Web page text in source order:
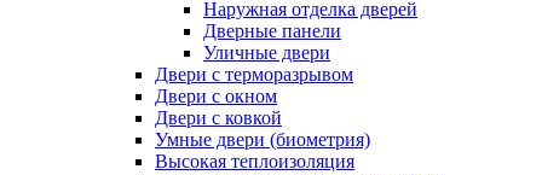
Наружная отделка дверей
Дверные панели
Уличные двери
Двери с терморазрывом
Двери с окном
Двери с ковкой
Умные двери (биометрия)
Высокая теплоизоляция